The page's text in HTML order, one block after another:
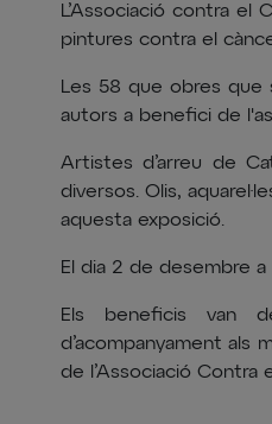
L’Associació contra el
pintures contra el
Les 58 que obres
autors a benefici de
Artistes d’arreu de
diversos. Olis,
aquesta exposició.
El dia 2 de desembre a
Els beneficis van
d’acompanyament als
de l’Associació Contra